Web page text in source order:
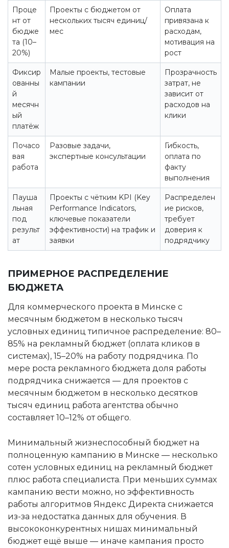
Проце
нт от
бюдже
та (10–
20%)
Проекты с бюджетом от
нескольких тысяч единиц/
мес
Оплата
привязана к
расходам,
мотивация на
рост
Фиксир
ованны
й
месячн
ый
платёж
Малые проекты, тестовые
кампании
Прозрачность
затрат, не
зависит от
расходов на
клики
Почасо
вая
работа
Разовые задачи,
экспертные консультации
Гибкость,
оплата по
факту
выполнения
Пауша
льная
под
результ
ат
Проекты с чётким KPI (Key
Performance Indicators,
ключевые показатели
эффективности) на трафик и
заявки
Распределен
ие рисков,
требует
доверия к
подрядчику
ПРИМЕРНОЕ РАСПРЕДЕЛЕНИЕ
БЮДЖЕТА
Для коммерческого проекта в Минске с
месячным бюджетом в несколько тысяч
условных единиц типичное распределение: 80–
85% на рекламный бюджет (оплата кликов в
системах), 15–20% на работу подрядчика. По
мере роста рекламного бюджета доля работы
подрядчика снижается — для проектов с
месячным бюджетом в несколько десятков
тысяч единиц работа агентства обычно
составляет 10–12% от общего.
Минимальный жизнеспособный бюджет на
полноценную кампанию в Минске — несколько
сотен условных единиц на рекламный бюджет
плюс работа специалиста. При меньших суммах
кампанию вести можно, но эффективность
работы алгоритмов Яндекс Директа снижается
из-за недостатка данных для обучения. В
высококонкурентных нишах минимальный
бюджет ещё выше — иначе кампания просто